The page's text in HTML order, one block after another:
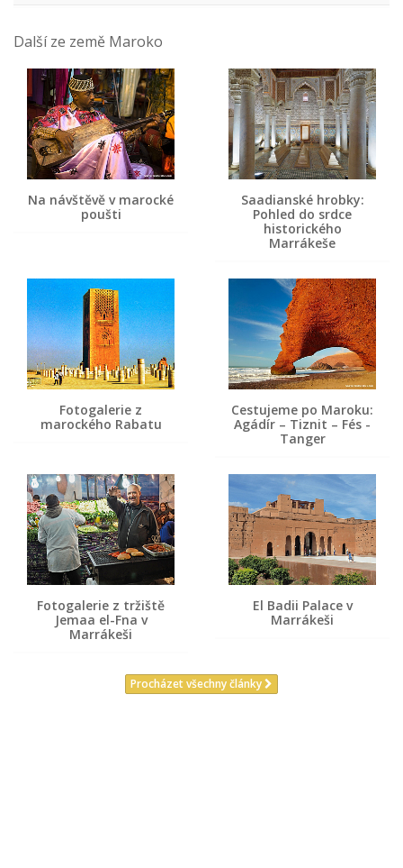
Další ze země Maroko
Na návštěvě v marocké
poušti
Saadianské hrobky:
Pohled do srdce
historického
Marrákeše
Fotogalerie z
marockého Rabatu
Cestujeme po Maroku:
Agádír – Tiznit – Fés -
Tanger
Fotogalerie z tržiště
Jemaa el-Fna v
Marrákeši
El Badii Palace v
Marrákeši
Procházet všechny články